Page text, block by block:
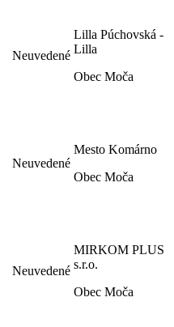
Neuvedené
Lilla Púchovská -
Lilla
Obec Moča
Neuvedené
Mesto Komárno
Obec Moča
Neuvedené
MIRKOM PLUS
s.r.o.
Obec Moča